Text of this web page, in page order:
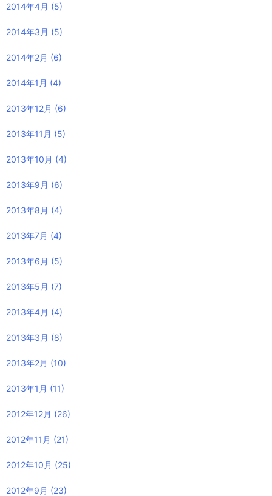
2014年4月 (5)
2014年3月 (5)
2014年2月 (6)
2014年1月 (4)
2013年12月 (6)
2013年11月 (5)
2013年10月 (4)
2013年9月 (6)
2013年8月 (4)
2013年7月 (4)
2013年6月 (5)
2013年5月 (7)
2013年4月 (4)
2013年3月 (8)
2013年2月 (10)
2013年1月 (11)
2012年12月 (26)
2012年11月 (21)
2012年10月 (25)
2012年9月 (23)